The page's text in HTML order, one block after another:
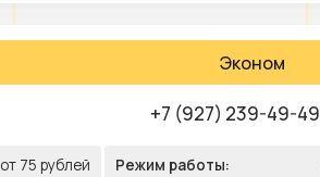
Эконом
+7 (927) 239-49-49
от 75 рублей Режим работы: